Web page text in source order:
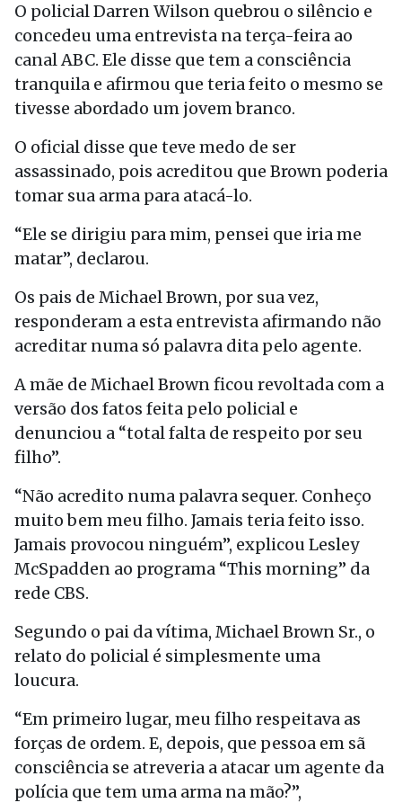
O policial Darren Wilson quebrou o silêncio e
concedeu uma entrevista na terça-feira ao
canal ABC. Ele disse que tem a consciência
tranquila e afirmou que teria feito o mesmo se
tivesse abordado um jovem branco.
O oficial disse que teve medo de ser
assassinado, pois acreditou que Brown poderia
tomar sua arma para atacá-lo.
“Ele se dirigiu para mim, pensei que iria me
matar”, declarou.
Os pais de Michael Brown, por sua vez,
responderam a esta entrevista afirmando não
acreditar numa só palavra dita pelo agente.
A mãe de Michael Brown ficou revoltada com a
versão dos fatos feita pelo policial e
denunciou a “total falta de respeito por seu
filho”.
“Não acredito numa palavra sequer. Conheço
muito bem meu filho. Jamais teria feito isso.
Jamais provocou ninguém”, explicou Lesley
McSpadden ao programa “This morning” da
rede CBS.
Segundo o pai da vítima, Michael Brown Sr., o
relato do policial é simplesmente uma
loucura.
“Em primeiro lugar, meu filho respeitava as
forças de ordem. E, depois, que pessoa em sã
consciência se atreveria a atacar um agente da
polícia que tem uma arma na mão?”,